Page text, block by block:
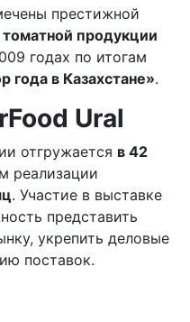
престижной
продукции
годах по итогам
года в Казахстане».
Ural
отгружается в 42
реализации
. Участие в выставке
представить
укрепить деловые
поставок.